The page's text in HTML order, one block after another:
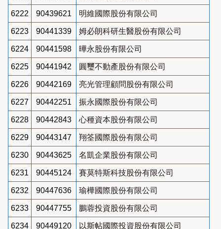
6222 90439621 明維國際股份有限公司
6223 90441339 姆必朗科研生醫股份有限公司
6224 90441598 曄永股份有限公司
6225 90441942 圓璽不動產股份有限公司
6226 90442169 亮光管理顧問股份有限公司
6227 90442251 振永國際股份有限公司
6228 90442843 心種資本股份有限公司
6229 90443147 翔筌國際股份有限公司
6230 90443625 名凱企業股份有限公司
6231 90445124 賽莫特斯科技股份有限公司
6232 90447636 瑜樺國際股份有限公司
6233 90447755 鵬蓉投資股份有限公司
6234 90449120 以斯帖國際投資股份有限公司